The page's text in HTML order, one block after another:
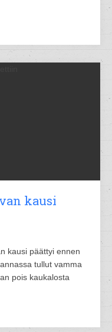
kausi
kausi päättyi ennen
tullut vamma
pois kaukalosta